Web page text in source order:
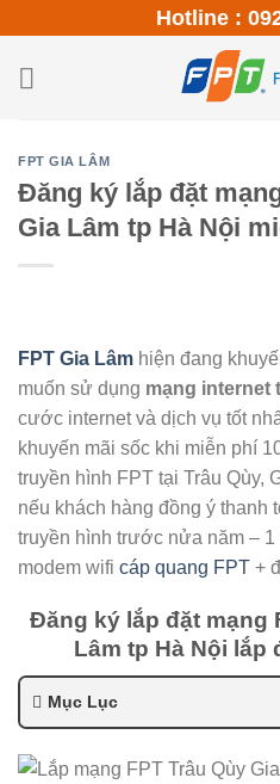
content
Hotline :
FPT GIA LÂM
Đăng ký lắp đặt
Gia Lâm tp Hà Nội
FPT Gia Lâm hiện đang
muốn sử dụng mạng internet
cước internet và dịch vụ tốt
khuyến mãi sốc khi miễn phí
truyền hình FPT tại Trâu Qùy,
nếu khách hàng đồng ý thanh
truyền hình trước nửa năm –
modem wifi cáp quang FPT +
Đăng ký lắp đặt mạng
Lâm tp Hà Nội lắp
Mục Lục